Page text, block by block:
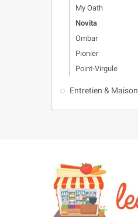
My Oath
Novita
Ombar
Pionier
Point-Virgule
Entretien & Maison